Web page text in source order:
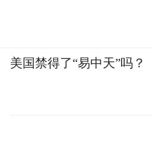
美国禁得了“易中天”吗？